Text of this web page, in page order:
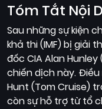
Tóm Tắt Nội
Sau những sự kiện
khả thi (IMF) bị giải
đốc CIA Alan
chiến dịch này. Điều
Hunt (Tom Cruise)
còn sự hỗ trợ từ tổ